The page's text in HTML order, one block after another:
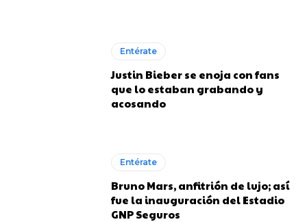
Entérate
Justin Bieber se enoja con fans
que lo estaban grabando y
acosando
Entérate
Bruno Mars, anfitrión de lujo; así
fue la inauguración del Estadio
GNP Seguros